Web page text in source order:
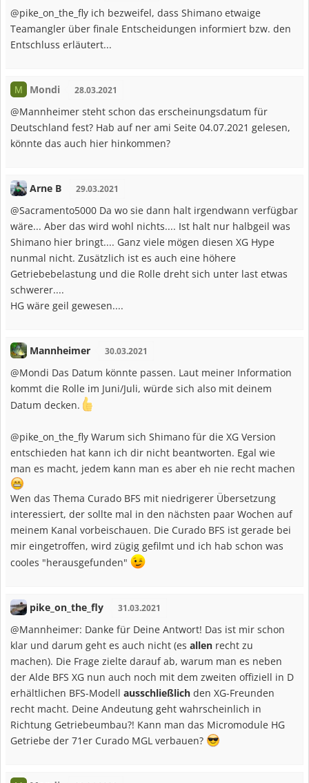
@pike_on_the_fly ich bezweifel, dass Shimano etwaige
Teamangler über finale Entscheidungen informiert bzw. den
Entschluss erläutert...
M Mondi 28.03.2021
@Mannheimer steht schon das erscheinungsdatum für
Deutschland fest? Hab auf ner ami Seite 04.07.2021 gelesen,
könnte das auch hier hinkommen?
Arne B 29.03.2021
@Sacramento5000 Da wo sie dann halt irgendwann verfügbar
wäre... Aber das wird wohl nichts.... Ist halt nur halbgeil was
Shimano hier bringt.... Ganz viele mögen diesen XG Hype
nunmal nicht. Zusätzlich ist es auch eine höhere
Getriebebelastung und die Rolle dreht sich unter last etwas
schwerer....
HG wäre geil gewesen....
Mannheimer 30.03.2021
@Mondi Das Datum könnte passen. Laut meiner Information
kommt die Rolle im Juni/Juli, würde sich also mit deinem
Datum decken.
@pike_on_the_fly Warum sich Shimano für die XG Version
entschieden hat kann ich dir nicht beantworten. Egal wie
man es macht, jedem kann man es aber eh nie recht machen
Wen das Thema Curado BFS mit niedrigerer Übersetzung
interessiert, der sollte mal in den nächsten paar Wochen auf
meinem Kanal vorbeischauen. Die Curado BFS ist gerade bei
mir eingetroffen, wird zügig gefilmt und ich hab schon was
cooles "herausgefunden"
pike_on_the_fly 31.03.2021
@Mannheimer: Danke für Deine Antwort! Das ist mir schon
klar und darum geht es auch nicht (es allen recht zu
machen). Die Frage zielte darauf ab, warum man es neben
der Alde BFS XG nun auch noch mit dem zweiten offiziell in D
erhältlichen BFS-Modell ausschließlich den XG-Freunden
recht macht. Deine Andeutung geht wahrscheinlich in
Richtung Getriebeumbau?! Kann man das Micromodule HG
Getriebe der 71er Curado MGL verbauen?